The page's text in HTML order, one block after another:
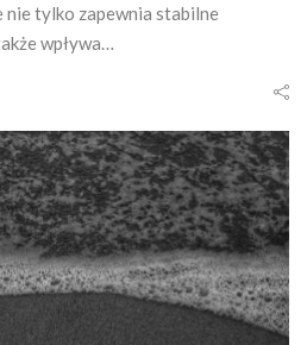
nie tylko zapewnia stabilne
wpływa…